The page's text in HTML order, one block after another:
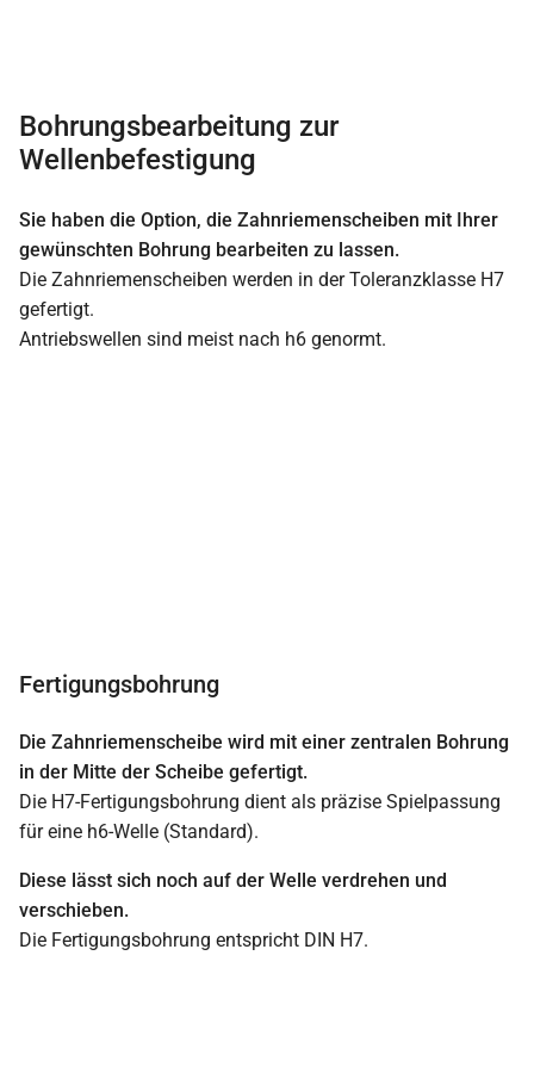
Bohrungsbearbeitung zur
Wellenbefestigung
Sie haben die Option, die Zahnriemenscheiben mit Ihrer
gewünschten Bohrung bearbeiten zu lassen.
Die Zahnriemenscheiben werden in der Toleranzklasse H7
gefertigt.
Antriebswellen sind meist nach h6 genormt.
Fertigungsbohrung
Die Zahnriemenscheibe wird mit einer zentralen Bohrung
in der Mitte der Scheibe gefertigt.
Die H7-Fertigungsbohrung dient als präzise Spielpassung
für eine h6-Welle (Standard).
Diese lässt sich noch auf der Welle verdrehen und
verschieben.
Die Fertigungsbohrung entspricht DIN H7.